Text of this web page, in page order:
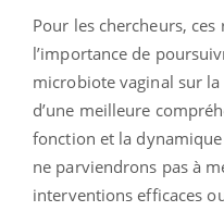
Pour les chercheurs,
l’importance de
microbiote vaginal sur
d’une meilleure
fonction et la
ne parviendrons pas à
interventions efficaces